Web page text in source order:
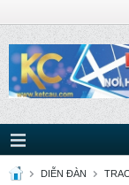
DIỄN ĐÀN